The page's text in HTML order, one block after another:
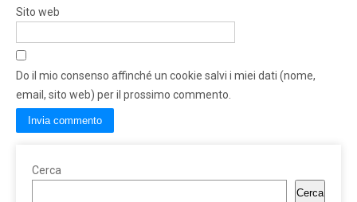
Sito web
Do il mio consenso affinché un cookie salvi i miei dati (nome,
email, sito web) per il prossimo commento.
Cerca
Cerca